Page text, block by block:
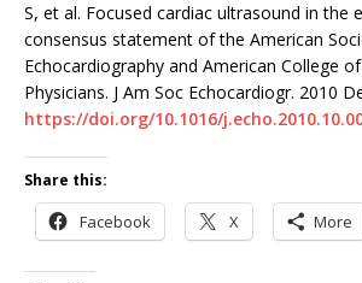
S, et al. Focused cardiac ultrasound in the
consensus statement of the American
Echocardiography and American College
Physicians. J Am Soc Echocardiogr. 2010
https://doi.org/10.1016/
Share this:
Facebook X More